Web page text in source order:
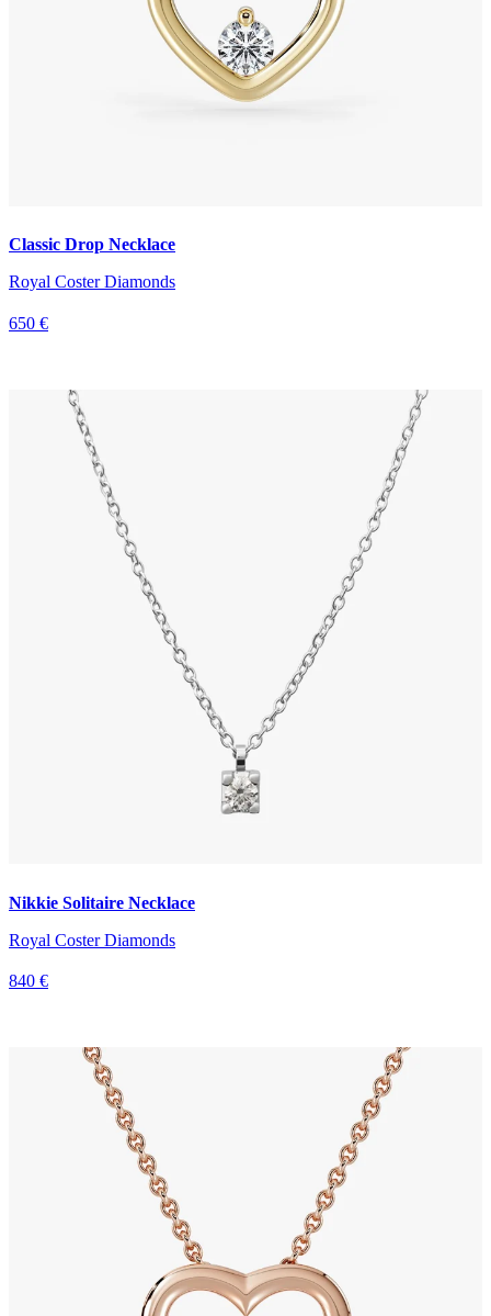
Classic Drop Necklace
Royal Coster Diamonds
650 €
Nikkie Solitaire Necklace
Royal Coster Diamonds
840 €